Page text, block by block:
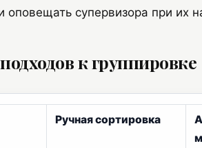
оповещать супервизора при их
к группировке
Ручная сортировка